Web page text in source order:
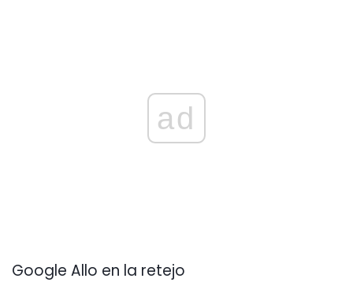
ad
Google Allo en la retejo